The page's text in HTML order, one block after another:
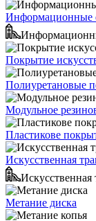
Информационные
Покрытие
Полиуретановые
Модульное
Пластикове
Искусственная
Искусственная
Метание диска